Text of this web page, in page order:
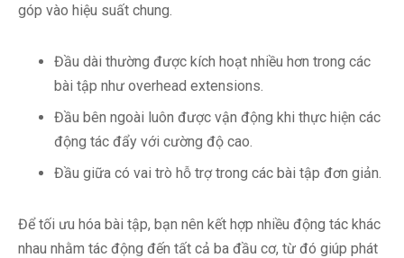
góp vào hiệu suất chung.
Đầu dài thường được kích hoạt nhiều hơn trong các
bài tập như overhead extensions.
Đầu bên ngoài luôn được vận động khi thực hiện các
động tác đẩy với cường độ cao.
Đầu giữa có vai trò hỗ trợ trong các bài tập đơn giản.
Để tối ưu hóa bài tập, bạn nên kết hợp nhiều động tác khác
nhau nhằm tác động đến tất cả ba đầu cơ, từ đó giúp phát